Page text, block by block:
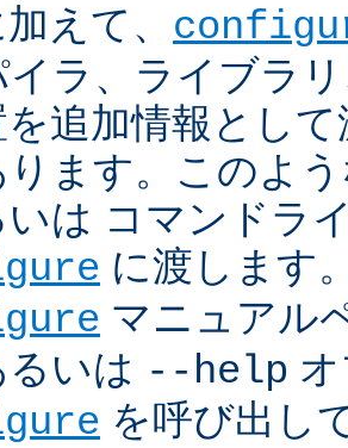
加えて、
イラ、ライブラ
追加情報とし
ます。このよ
は コマンドラ
に渡します
マニュアル
いは --help
を呼び出し